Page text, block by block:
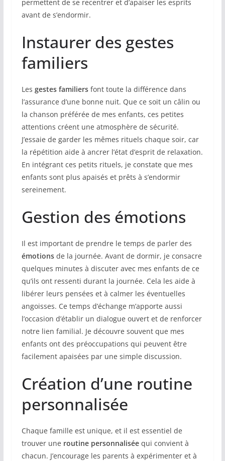
permettent de se recentrer et d’apaiser les esprits
avant de s’endormir.
Instaurer des gestes
familiers
Les gestes familiersfont toute la différence dans
l’assurance d’une bonne nuit. Que ce soit un câlin ou
la chanson préférée de mes enfants, ces petites
attentions créent une atmosphère de sécurité.
J’essaie de garder les mêmes rituels chaque soir, car
la répétition aide à ancrer l’état d’esprit de relaxation.
En intégrant ces petits rituels, je constate que mes
enfants sont plus apaisés et prêts à s’endormir
sereinement.
Gestion des émotions
Il est important de prendre le temps de parler des
émotionsde la journée. Avant de dormir, je consacre
quelques minutes à discuter avec mes enfants de ce
qu’ils ont ressenti durant la journée. Cela les aide à
libérer leurs pensées et à calmer les éventuelles
angoisses. Ce temps d’échange m’apporte aussi
l’occasion d’établir un dialogue ouvert et de renforcer
notre lien familial. Je découvre souvent que mes
enfants ont des préoccupations qui peuvent être
facilement apaisées par une simple discussion.
Création d’une routine
personnalisée
Chaque famille est unique, et il est essentiel de
trouver une routine personnaliséequi convient à
chacun. J’encourage les parents à expérimenter et à